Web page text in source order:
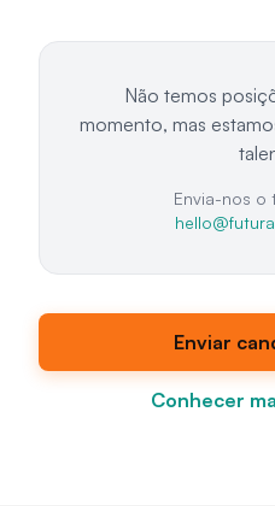
Não temos
momento, mas
Envia-nos o
Enviar
Conhecer